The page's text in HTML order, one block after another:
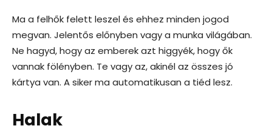
Ma a felhők felett leszel és ehhez minden jogod
megvan. Jelentős előnyben vagy a munka világában.
Ne hagyd, hogy az emberek azt higgyék, hogy ők
vannak fölényben. Te vagy az, akinél az összes jó
kártya van. A siker ma automatikusan a tiéd lesz.
Halak